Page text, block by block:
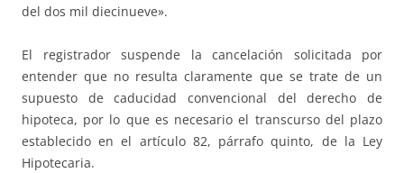
del dos mil diecinueve».
El registrador suspende la cancelación solicitada por
entender que no resulta claramente que se trate de un
supuesto de caducidad convencional del derecho de
hipoteca, por lo que es necesario el transcurso del plazo
establecido en el artículo 82, párrafo quinto, de la Ley
Hipotecaria.